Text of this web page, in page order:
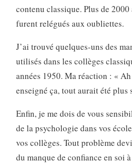
contenu classique. Plus de 2000
furent relégués aux oubliettes.
J’ai trouvé quelques-uns des
utilisés dans les collèges
années 1950. Ma réaction : «
enseigné ça, tout aurait été plus
Enfin, je me dois de vous
de la psychologie dans vos
vos collèges. Tout problème
du manque de confiance en soi